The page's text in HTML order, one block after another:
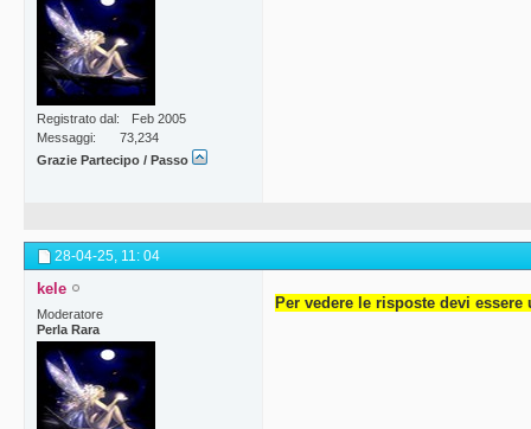
Registrato dal
Feb 2005
Messaggi
73,234
Grazie Partecipo / Passo
28-04-25, 11: 04
kele
Moderatore
Perla Rara
Per vedere le risposte devi essere